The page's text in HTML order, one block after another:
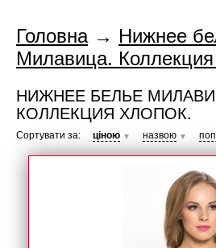
Головна→ Нижнее
Милавица.
НИЖНЕЕ БЕЛЬЕ
КОЛЛЕКЦИЯ ХЛОПОК.
Сортувати за: ціною ▼ назвою ▼